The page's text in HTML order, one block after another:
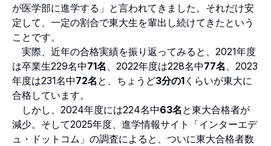
が医学部に進学する」と言われてきました。それだけ安
定して、一定の割合で東大生を輩出し続けてきたという
ことです。
実際、近年の合格実績を振り返ってみると、2021年度
は卒業生229名中71名 、2022年度は228名中77名 、2023
年度は231名中72名 と、ちょうど3分の1 くらいが東大に
合格しています。
しかし、2024年度には224名中63名 と東大合格者が
減少。そして2025年度、進学情報サイト「インターエデ
ュ・ドットコム」の調査によると、ついに東大合格者数